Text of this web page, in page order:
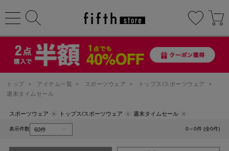
トップ > アイテム一覧 > スポーツウェア > トップス/スポーツウェア
>
週末タイムセール
スポーツウェア トップス/スポーツウェア 週末タイムセール
表示件数 0～0件 (全0件)